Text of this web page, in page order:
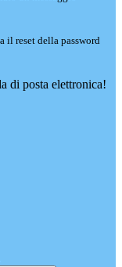
il reset della password
di posta elettronica!